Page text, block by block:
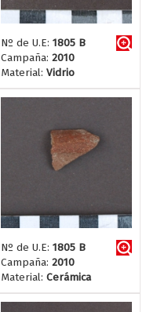
Nº de U.E: 1805 B
Campaña: 2010
Material: Vidrio
Nº de U.E: 1805 B
Campaña: 2010
Material: Cerámica